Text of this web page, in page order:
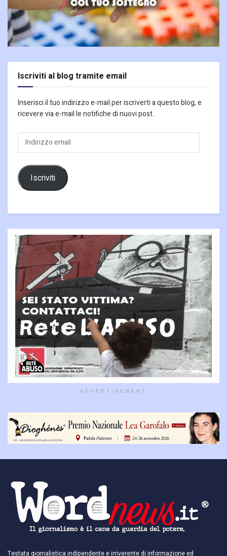
Iscriviti al blog tramite email
Inserisci il tuo indirizzo e-mail per iscriverti a questo blog, e
ricevere via e-mail le notifiche di nuovi post.
Indirizzo
email
Iscriviti
ADVERTISEMENT
Testata giornalistica indipendente e irriverente di informazione ed